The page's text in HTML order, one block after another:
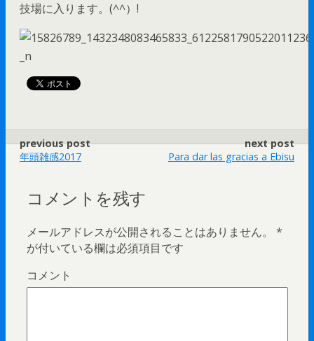
技場に入ります。(^^）!
previous post
年頭雑感2017
next post
Para dar las gracias a Ebisu
コメントを残す
メールアドレスが公開されることはありません。
*
が付いている欄は必須項目です
コメント